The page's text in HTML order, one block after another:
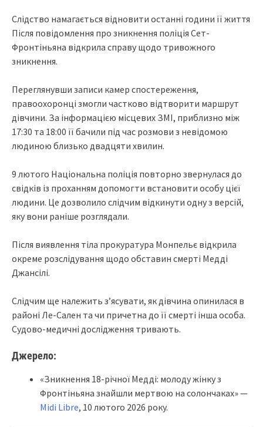
Слідство намагається відновити останні години її життя
Після повідомлення про зникнення поліція Сет-
Фронтіньяна відкрила справу щодо тривожного
зникнення.
Переглянувши записи камер спостереження,
правоохоронці змогли частково відтворити маршрут
дівчини. За інформацією місцевих ЗМІ, приблизно між
17:30 та 18:00 її бачили під час розмови з невідомою
людиною близько двадцяти хвилин.
9 лютого Національна поліція повторно звернулася до
свідків із проханням допомогти встановити особу цієї
людини. Це дозволило слідчим відкинути одну з версій,
яку вони раніше розглядали.
Після виявлення тіла прокуратура Монпельє відкрила
окреме розслідування щодо обставин смерті Медді
Джансілі.
Слідчим ще належить з’ясувати, як дівчина опинилася в
районі Ле-Сален та чи причетна до її смерті інша особа.
Судово-медичні дослідження тривають.
Джерело:
«Зникнення 18-річної Медді: молоду жінку з
Фронтіньяна знайшли мертвою на солончаках» —
Midi Libre, 10 лютого 2026 року.